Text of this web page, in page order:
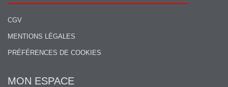
CGV
MENTIONS LÉGALES
PRÉFÉRENCES DE COOKIES
MON ESPACE